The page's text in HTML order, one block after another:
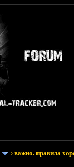
›важно. правила